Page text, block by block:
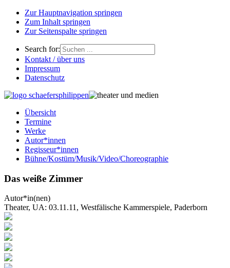
Zur Hauptnavigation springen
Zum Inhalt springen
Zur Seitenspalte springen
Search for:
Kontakt / über uns
Impressum
Datenschutz
Übersicht
Termine
Werke
Autor*innen
Regisseur*innen
Bühne/Kostüm/Musik/Video/Choreographie
Das weiße Zimmer
Autor*in(nen)
Theater, UA: 03.11.11, Westfälische Kammerspiele, Paderborn